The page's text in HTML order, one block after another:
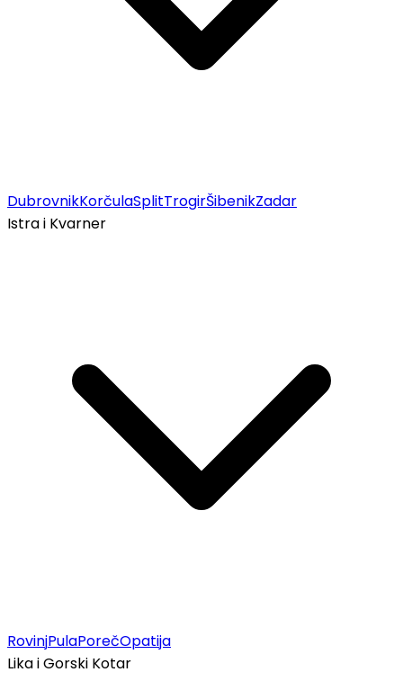
DubrovnikKorčulaSplitTrogirŠibenikZadar
Istra i Kvarner
RovinjPulaPorečOpatija
Lika i Gorski Kotar